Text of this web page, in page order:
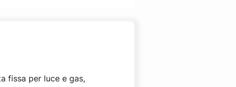
fissa per luce e gas,